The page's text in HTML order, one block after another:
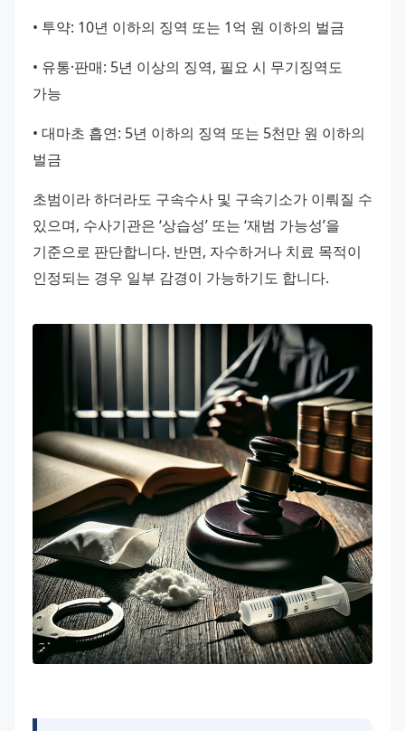
• 투약: 10년 이하의 징역 또는 1억 원 이하의 벌금
• 유통·판매: 5년 이상의 징역, 필요 시 무기징역도
가능
• 대마초 흡연: 5년 이하의 징역 또는 5천만 원 이하의
벌금
초범이라 하더라도 구속수사 및 구속기소가 이뤄질 수
있으며, 수사기관은 ‘상습성’ 또는 ‘재범 가능성’을
기준으로 판단합니다. 반면, 자수하거나 치료 목적이
인정되는 경우 일부 감경이 가능하기도 합니다.